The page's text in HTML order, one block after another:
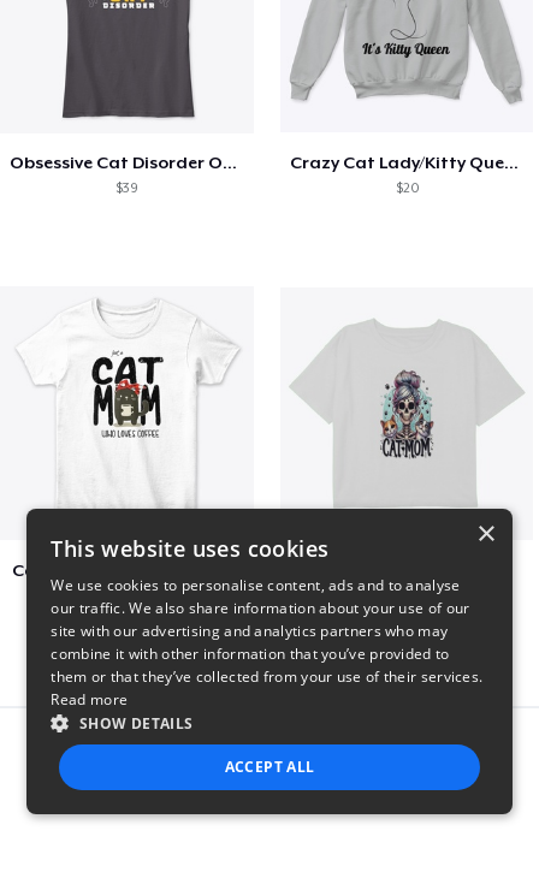
Obsessive Cat Disorder OCD Kittens Lover
$39
Crazy Cat Lady/Kitty Queen
$20
Cat Mom Who Loves Coffee
$20 $27
Report this product
×
This website uses cookies
We use cookies to personalise content, ads and to analyse
our traffic. We also share information about your use of our
site with our advertising and analytics partners who may
combine it with other information that you’ve provided to
them or that they’ve collected from your use of their services.
Read more
SHOW DETAILS
ACCEPT ALL
STRICTLY NECESSARY PERFORMANCE